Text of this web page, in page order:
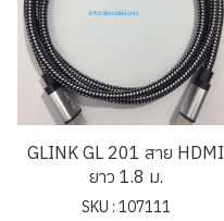
GLINK GL 201 สาย HDMI
ยาว 1.8 ม.
SKU : 107111